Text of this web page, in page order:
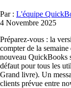
Par : L'équipe
4 Novembre 2025
Préparez-vous : la
compter de la
nouveau QuickBooks
défaut pour tous les
Grand livre). Un
clients prévue entre